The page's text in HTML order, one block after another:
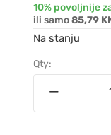
10% povoljnije
ili samo85,79
Na stanju
Qty: